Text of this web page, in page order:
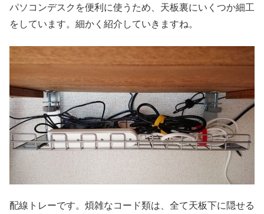
パソコンデスクを便利に使うため、天板裏にいくつか細工
をしています。細かく紹介していきますね。
配線トレーです。煩雑なコード類は、全て天板下に隠せる